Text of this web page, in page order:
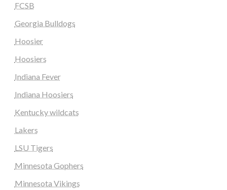
FCSB
Georgia Bulldogs
Hoosier
Hoosiers
Indiana Fever
Indiana Hoosiers
Kentucky wildcats
Lakers
LSU Tigers
Minnesota Gophers
Minnesota Vikings